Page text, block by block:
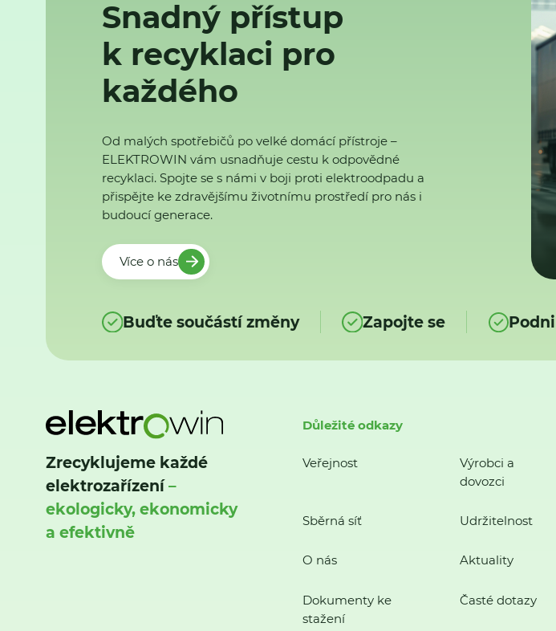
Snadný přístup
k recyklaci pro
každého
Od malých spotřebičů po velké domácí přístroje –
ELEKTROWIN vám usnadňuje cestu k odpovědné
recyklaci. Spojte se s námi v boji proti elektroodpadu a
přispějte ke zdravějšímu životnímu prostředí pro nás i
budoucí generace.
Více o nás
Buďte součástí změny Zapojte se
Zrecyklujeme každé
elektrozařízení–
ekologicky, ekonomicky
a efektivně
Důležité odkazy
Veřejnost
Výrobci a
dovozci
Sběrná síť Udržitelnost
O nás Aktuality
Dokumenty ke
stažení
Časté dotazy